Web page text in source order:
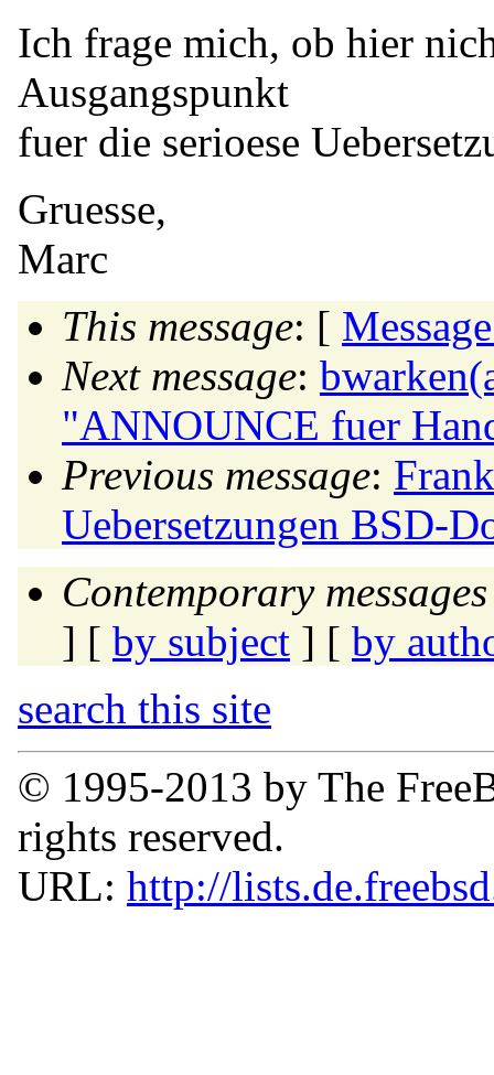
Ich frage mich, ob hier
Ausgangspunkt
fuer die serioese
Gruesse,
Marc
This message: [
Next message:
"ANNOUNCE fuer
Previous message:
Uebersetzungen BSD-
Contemporary
] [ by subject ] [ by
search this site
© 1995-2013 by The
rights reserved.
URL: http://